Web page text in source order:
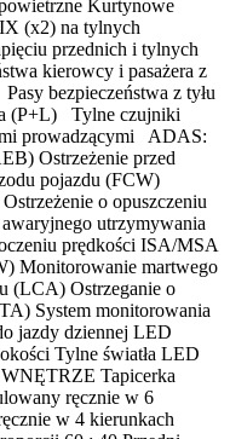
Kurtynowe
(x2) na tylnych
przednich i tylnych
kierowcy i pasażera z
bezpieczeństwa z tyłu
(P+L) Tylne czujniki
prowadzącymi ADAS:
Ostrzeżenie przed
pojazdu (FCW)
o opuszczeniu
utrzymywania
prędkości ISA/MSA
Monitorowanie martwego
(LCA) Ostrzeganie o
System monitorowania
jazdy dziennej LED
Tylne światła LED
Tapicerka
ręcznie w 6
w 4 kierunkach